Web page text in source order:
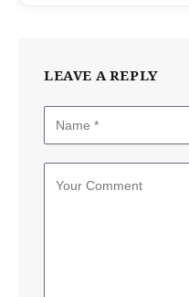
LEAVE A REPLY